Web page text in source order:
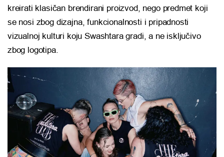
kreirati klasičan brendirani proizvod, nego predmet koji
se nosi zbog dizajna, funkcionalnosti i pripadnosti
vizualnoj kulturi koju Swashtara gradi, a ne isključivo
zbog logotipa.